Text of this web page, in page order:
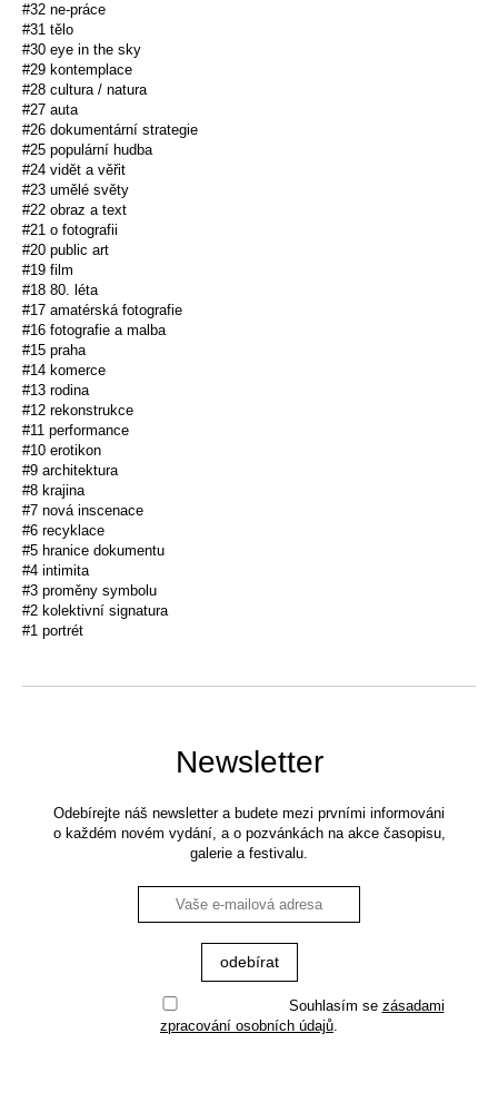
#32 ne-práce
#31 tělo
#30 eye in the sky
#29 kontemplace
#28 cultura / natura
#27 auta
#26 dokumentární strategie
#25 populární hudba
#24 vidět a věřit
#23 umělé světy
#22 obraz a text
#21 o fotografii
#20 public art
#19 film
#18 80. léta
#17 amatérská fotografie
#16 fotografie a malba
#15 praha
#14 komerce
#13 rodina
#12 rekonstrukce
#11 performance
#10 erotikon
#9 architektura
#8 krajina
#7 nová inscenace
#6 recyklace
#5 hranice dokumentu
#4 intimita
#3 proměny symbolu
#2 kolektivní signatura
#1 portrét
Newsletter
Odebírejte náš newsletter a budete mezi prvními informováni
o každém novém vydání, a o pozvánkách na akce časopisu,
galerie a festivalu.
Souhlasím se zásadami
zpracování osobních údajů